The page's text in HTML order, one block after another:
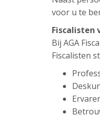
voor u te
Fiscalisten
Bij AGA
Fiscalisten